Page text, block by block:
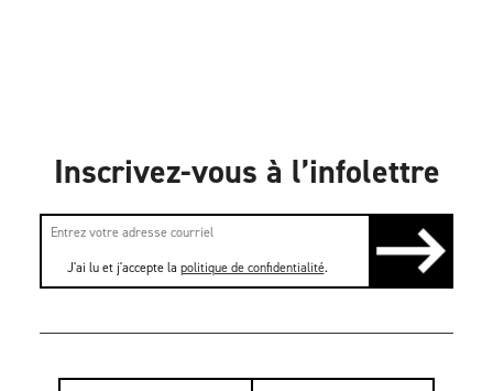
Inscrivez-vous à l’infolettre
J'ai lu et j'accepte la politique de confidentialité.